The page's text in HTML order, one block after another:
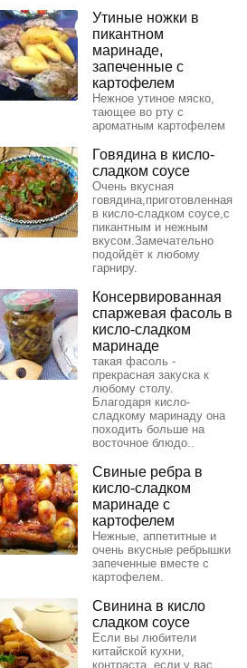
Утиные ножки в
пикантном
маринаде,
запеченные с
картофелем
Нежное утиное мяско,
тающее во рту с
ароматным картофелем
Говядина в кисло-
сладком соусе
Очень вкусная
говядина,приготовленная
в кисло-сладком соусе,с
пикантным и нежным
вкусом.Замечательно
подойдёт к любому
гарниру.
Консервированная
спаржевая фасоль в
кисло-сладком
маринаде
такая фасоль -
прекрасная закуска к
любому столу.
Благодаря кисло-
сладкому маринаду она
походить больше на
восточное блюдо..
Свиные ребра в
кисло-сладком
маринаде с
картофелем
Нежные, аппетитные и
очень вкусные ребрышки
запеченные вместе с
картофелем.
Свинина в кисло
сладком соусе
Если вы любители
китайской кухни,
контраста, если у вас